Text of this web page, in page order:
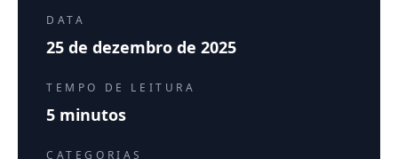
DATA
25 de dezembro de 2025
TEMPO DE LEITURA
5 minutos
CATEGORIAS